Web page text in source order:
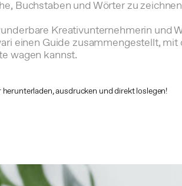
Buchstaben und Wörter zu
Kreativunternehmerin und
einen Guide zusammengestellt, mit
wagen kannst.
herunterladen, ausdrucken und direkt loslegen!